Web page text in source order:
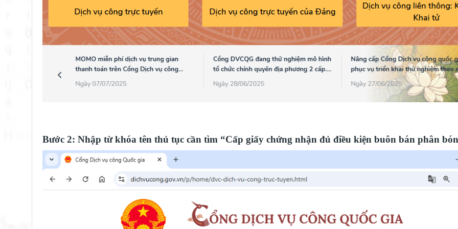
Bước 2: Nhập từ khóa tên thủ tục cần tìm “Cấp giấy chứng nhận đủ điều kiện buôn bán phân